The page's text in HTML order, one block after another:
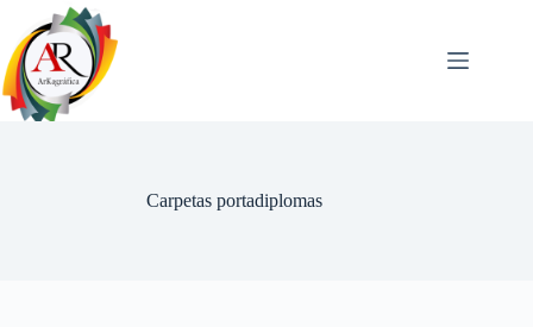
Carpetas portadiplomas